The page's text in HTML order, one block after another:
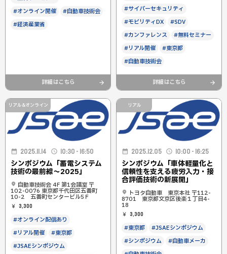
#オンライン開催
#自動車技術会
#経済産業省
詳細はこちら
#サイバーセキュリティ
#モビリティDX
#SDV
#カンファレンス
#無料セミナー
#リアル開催
#東京都
#自動車技術会
詳細はこちら
リアル&オンライン
2025.11.14 10:30 - 16:50
シンポジウム「蓄電システム
技術の最前線～2025」
自動車技術会 4F 第1会議室 〒
102-0076 東京都千代田区五番町
10-2 五番町センタービル5Ｆ
3,300
#オンライン配信あり
#リアル開催
#東京都
#JSAEシンポジウム
リアル
2025.12.05 10:00 - 16:25
シンポジウム「車体軽量化と
信頼性を支える疲労入力・接
合評価技術の新展開」
トヨタ自動車 東京本社 〒112-
8701 東京都文京区後楽１丁目4-
18
3,300
#東京都
#JSAEシンポジウム
#シンポジウム
#自動車メーカ